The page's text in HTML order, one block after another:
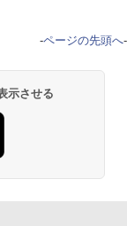
-ページの先頭へ-
示させる